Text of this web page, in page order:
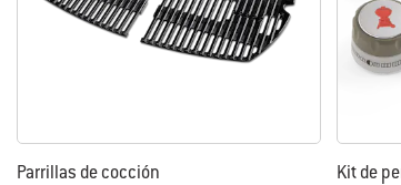
Parrillas de cocción Kit de